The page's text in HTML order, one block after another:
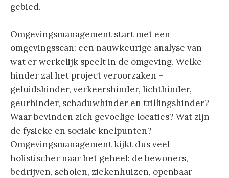
gebied.
Omgevingsmanagement start met een
omgevingsscan: een nauwkeurige analyse van
wat er werkelijk speelt in de omgeving. Welke
hinder zal het project veroorzaken –
geluidshinder, verkeershinder, lichthinder,
geurhinder, schaduwhinder en trillingshinder?
Waar bevinden zich gevoelige locaties? Wat zijn
de fysieke en sociale knelpunten?
Omgevingsmanagement kijkt dus veel
holistischer naar het geheel: de bewoners,
bedrijven, scholen, ziekenhuizen, openbaar